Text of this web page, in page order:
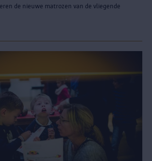
de nieuwe matrozen van de vliegende